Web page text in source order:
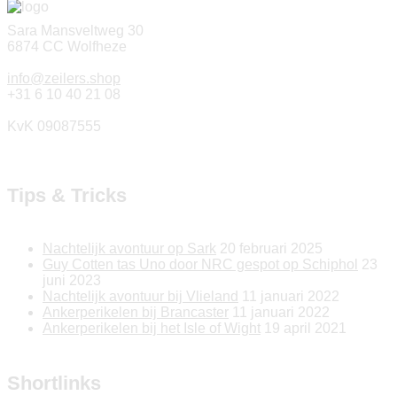
Sara Mansveltweg 30
6874 CC Wolfheze
info@zeilers.shop
+31 6 10 40 21 08
KvK 09087555
Tips & Tricks
Nachtelijk avontuur op Sark 20 februari 2025
Guy Cotten tas Uno door NRC gespot op Schiphol 23
juni 2023
Nachtelijk avontuur bij Vlieland 11 januari 2022
Ankerperikelen bij Brancaster 11 januari 2022
Ankerperikelen bij het Isle of Wight 19 april 2021
Shortlinks